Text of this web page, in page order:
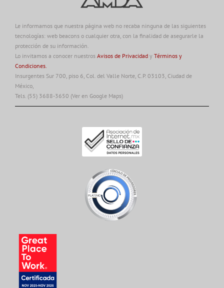
Le informamos que nuestra página web no recaba ninguna de las siguientes
tecnologías: web beacons o cualquier otra, con la finalidad de asegurarle la
protección de su información.
Lo invitamos a conocer nuestros Avisos de Privacidad y Términos y
Condiciones.
Insurgentes Sur 700, piso 6, Col. del Valle Norte, C.P. 03103, Ciudad de
México,
Tels. (55) 3688-3650 (Ver en Google Maps)